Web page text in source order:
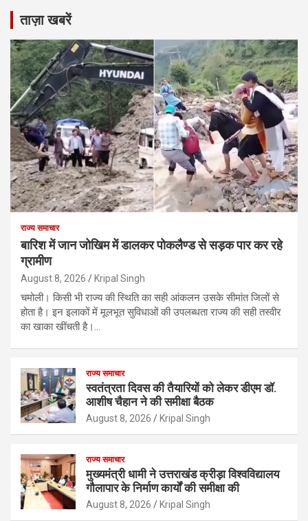
ताज़ा खबरें
राज्य समाचार
बारिश में जान जोखिम में डालकर पोकलैण्ड से सड़क पार कर रहे
ग्रामीण
August 8, 2026 Kripal Singh
चमोली। किसी भी राज्य की स्थिति का सही आंकलन उसके सीमांत जिलों से
होता है। इन इलाकों में मूलभूत सुविधाओं की उपलब्धता राज्य की सही तस्वीर
का खाका खींचती है।…
राज्य समाचार
स्वतंत्रता दिवस की तैयारियों को लेकर डीएम डॉ.
आशीष चैहान ने की समीक्षा बैठक
August 8, 2026 Kripal Singh
राज्य समाचार
मुख्यमंत्री धामी ने उत्तराखंड क्रीड़ा विश्वविद्यालय
गौलापार के निर्माण कार्यों की समीक्षा की
August 8, 2026 Kripal Singh